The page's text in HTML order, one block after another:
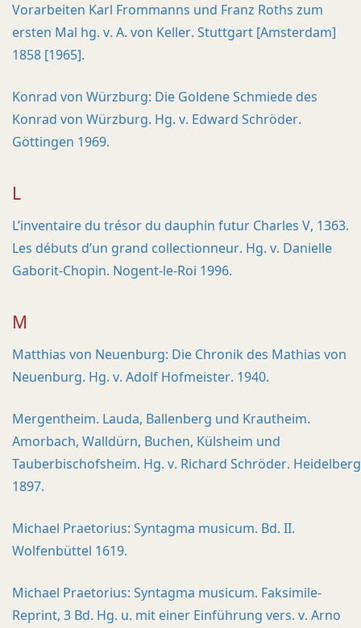
Vorarbeiten Karl Frommanns und Franz Roths zum
ersten Mal hg. v. A. von Keller. Stuttgart [Amsterdam]
1858 [1965].
Konrad von Würzburg: Die Goldene Schmiede des
Konrad von Würzburg. Hg. v. Edward Schröder.
Göttingen 1969.
L
L’inventaire du trésor du dauphin futur Charles V, 1363.
Les débuts d’un grand collectionneur. Hg. v. Danielle
Gaborit-Chopin. Nogent-le-Roi 1996.
M
Matthias von Neuenburg: Die Chronik des Mathias von
Neuenburg. Hg. v. Adolf Hofmeister. 1940.
Mergentheim. Lauda, Ballenberg und Krautheim.
Amorbach, Walldürn, Buchen, Külsheim und
Tauberbischofsheim. Hg. v. Richard Schröder. Heidelberg
1897.
Michael Praetorius: Syntagma musicum. Bd. II.
Wolfenbüttel 1619.
Michael Praetorius: Syntagma musicum. Faksimile-
Reprint, 3 Bd. Hg. u. mit einer Einführung vers. v. Arno